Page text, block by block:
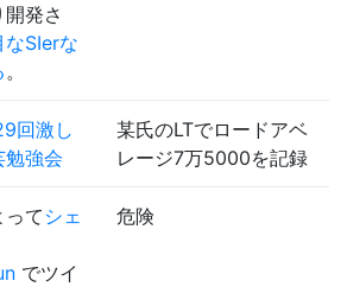
発さ
なSIerな
。
回激し
勉強会
某氏のLTでロードアベ
レージ7万5000を記録
ってシェ
でツイ
危険